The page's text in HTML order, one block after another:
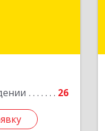
26
край,
Подробнее